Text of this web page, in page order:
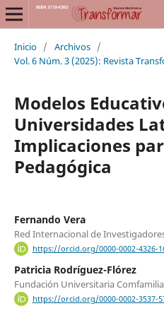
Inicio / Archivos /
Vol. 6 Núm. 3 (2025): Revista
Modelos
Universidades
Implicaciones
Pedagógica
Fernando Vera
Red Internacional de
https://orcid.org/0000-0002-4326-
Patricia Rodríguez-Flórez
Fundación Universitaria
https://orcid.org/0000-0002-3537-